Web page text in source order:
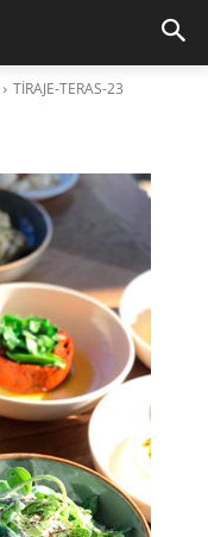
TİRAJE-TERAS-23